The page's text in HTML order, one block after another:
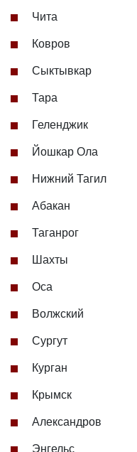
Чита
Ковров
Сыктывкар
Тара
Геленджик
Йошкар Ола
Нижний Тагил
Абакан
Таганрог
Шахты
Оса
Волжский
Сургут
Курган
Крымск
Александров
Энгельс